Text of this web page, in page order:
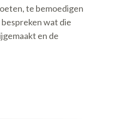
te bemoedigen
wat die
en de